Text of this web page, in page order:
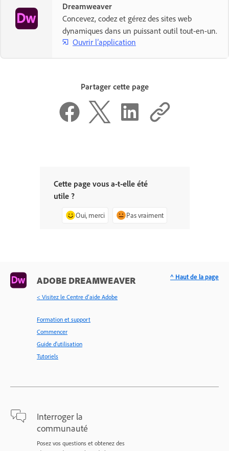
Dreamweaver
Concevez, codez et gérez des sites web
dynamiques dans un puissant outil tout-en-un.
Ouvrir l’application
Partager cette page
Cette page vous a-t-elle été
utile ?
Oui, merci Pas vraiment
ADOBE DREAMWEAVER
< Visitez le Centre d’aide Adobe
Formation et support
Commencer
Guide d'utilisation
Tutoriels
Interroger la
communauté
Posez vos questions et obtenez des
^ Haut de la page